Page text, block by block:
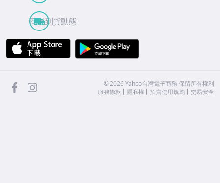
商品到貨動態
APP Store
facebook ©2026 Yahoo台灣電子商務 保留所有權利
服務條款
隱私權 拍賣使用規範 交易安全